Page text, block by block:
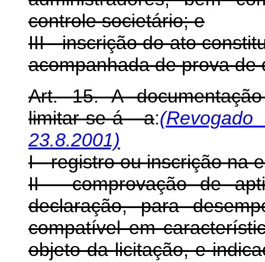
controle societário; e
III - inscrição do ato
acompanhada de prova
Art. 15. A
limitar-se-á a:
23.8.2001)
I - registro ou inscrição na
II - comprovação de
declaração, para
compatível em
objeto da licitação, e